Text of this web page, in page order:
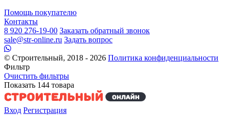
Помощь покупателю
Контакты
8 920 276-19-00 Заказать обратный звонок
sale@str-online.ru Задать вопрос
© Строительный, 2018 - 2026 Политика конфиденциальности
Фильтр
Очистить фильтры
Показать 144 товара
Вход Регистрация